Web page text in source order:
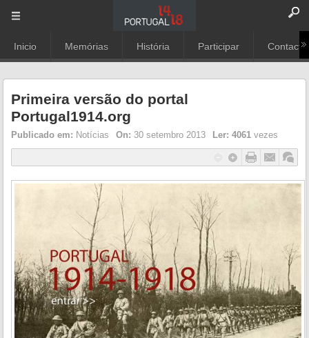
Inicio Memórias História Participar
Primeira versão do portal
Portugal1914.org
Publicado em: Notícias On: 30 setembro 2013 Ler: 4061 vezes